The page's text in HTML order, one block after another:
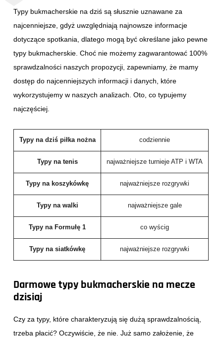
Typy bukmacherskie na dziś są słusznie uznawane za
najcenniejsze, gdyż uwzględniają najnowsze informacje
dotyczące spotkania, dlatego mogą być określane jako pewne
typy bukmacherskie. Choć nie możemy zagwarantować 100%
sprawdzalności naszych propozycji, zapewniamy, że mamy
dostęp do najcenniejszych informacji i danych, które
wykorzystujemy w naszych analizach. Oto, co typujemy
najczęściej.
Typy na dziś piłka nożna codziennie
Typy na tenis najważniejsze turnieje ATP i WTA
Typy na koszykówkę najważniejsze rozgrywki
Typy na walki najważniejsze gale
Typy na Formułę 1 co wyścig
Typy na siatkówkę najważniejsze rozgrywki
Darmowe typy bukmacherskie na mecze
dzisiaj
Czy za typy, które charakteryzują się dużą sprawdzalnością,
trzeba płacić? Oczywiście, że nie. Już samo założenie, że